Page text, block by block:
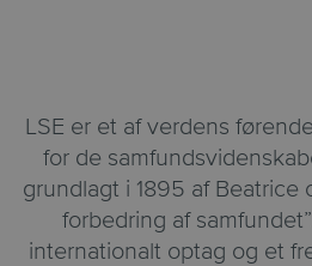
LSE er et af verdens
for de
grundlagt i 1895 af Beatrice
forbedring af
internationalt optag og et